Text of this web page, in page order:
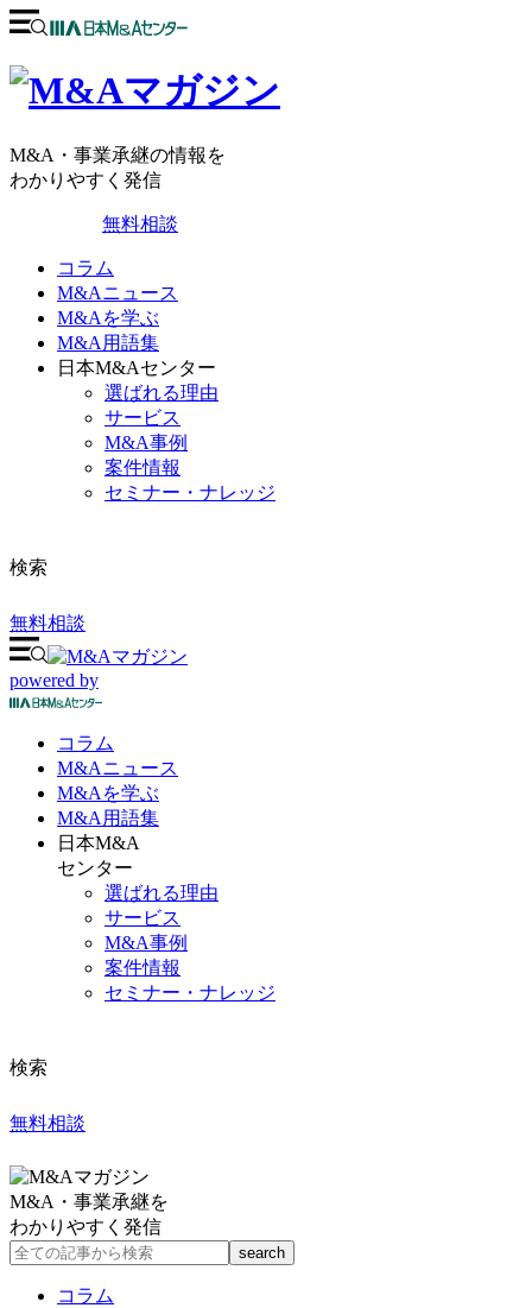
M&A・事業承継の情報を
わかりやすく発信
無料相談
コラム
M&Aニュース
M&Aを学ぶ
M&A用語集
日本M&Aセンター
選ばれる理由
サービス
M&A事例
案件情報
セミナー・ナレッジ
検索
無料相談
powered by
コラム
M&Aニュース
M&Aを学ぶ
M&A 用語集
日本M&A
センター
選ばれる理由
サービス
M&A事例
案件情報
セミナー・ナレッジ
検索
無料相談
M&A・事業承継を
わかりやすく発信
コラム